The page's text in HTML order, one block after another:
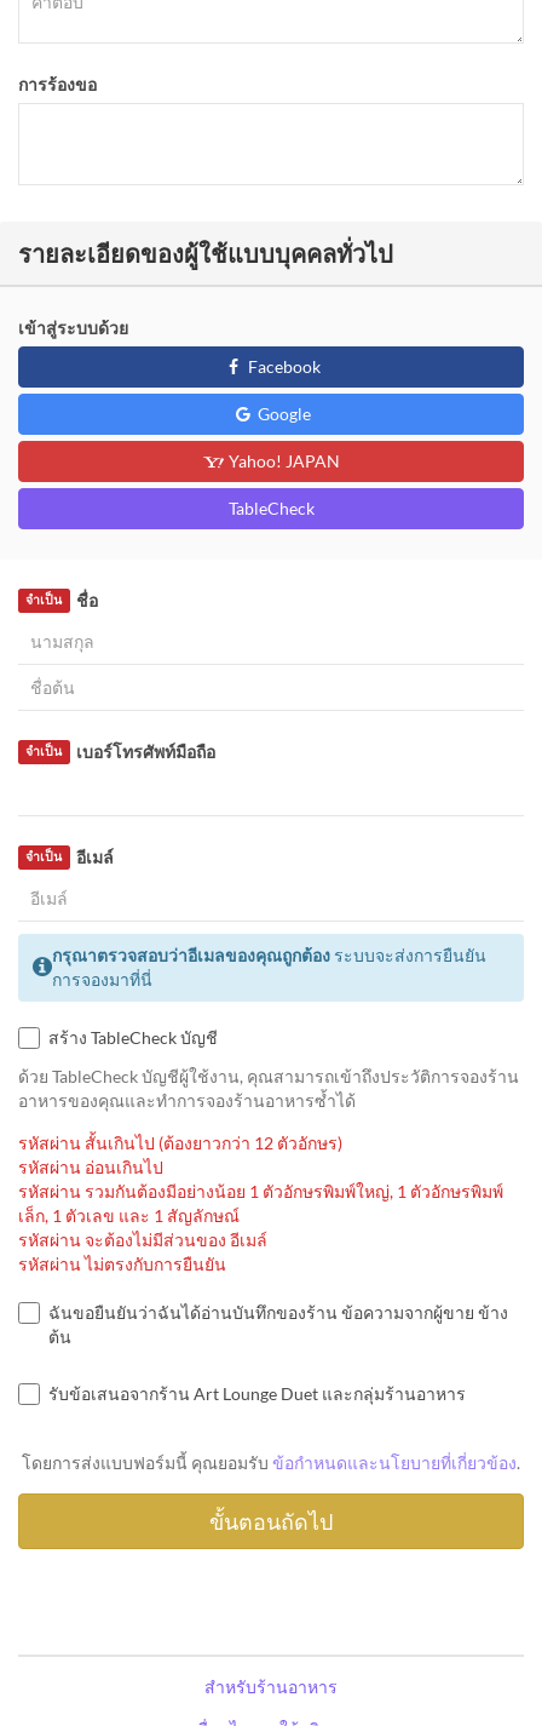
การร้องขอ
รายละเอียดของผู้ใช้แบบบุคคลทั่วไป
เข้าสู่ระบบด้วย
Facebook
Google
Yahoo! JAPAN
TableCheck
ชื่อ
จำเป็น
เบอร์โทรศัพท์มือถือ
จำเป็น
อีเมล์
จำเป็น
กรุณาตรวจสอบว่าอีเมลของคุณถูกต้อง ระบบจะส่งการยืนยัน
การจองมาที่นี่
สร้าง TableCheck บัญชี
ด้วย TableCheck บัญชีผู้ใช้งาน, คุณสามารถเข้าถึงประวัติการจองร้าน
อาหารของคุณและทำการจองร้านอาหารซ้ำได้
รหัสผ่าน สั้นเกินไป (ต้องยาวกว่า 12 ตัวอักษร)
รหัสผ่าน อ่อนเกินไป
รหัสผ่าน รวมกันต้องมีอย่างน้อย 1 ตัวอักษรพิมพ์ใหญ่, 1 ตัวอักษรพิมพ์
เล็ก, 1 ตัวเลข และ 1 สัญลักษณ์
รหัสผ่าน จะต้องไม่มีส่วนของ อีเมล์
รหัสผ่าน ไม่ตรงกับการยืนยัน
ฉันขอยืนยันว่าฉันได้อ่านบันทึกของร้าน ข้อความจากผู้ขาย ข้าง
ต้น
รับข้อเสนอจากร้าน Art Lounge Duet และกลุ่มร้านอาหาร
โดยการส่งแบบฟอร์มนี้ คุณยอมรับ ข้อกำหนดและนโยบายที่เกี่ยวข้อง.
สำหรับร้านอาหาร